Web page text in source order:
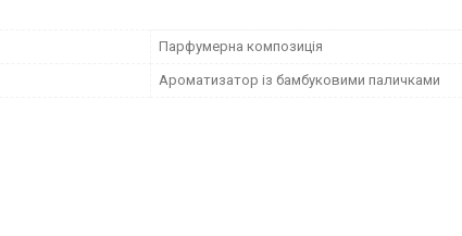
Парфумерна композиція
Ароматизатор із бамбуковими паличками